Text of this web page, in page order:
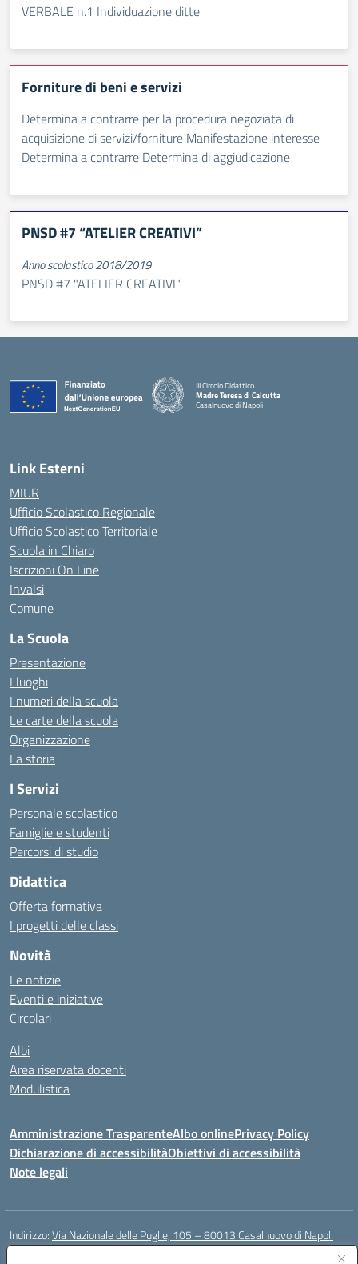
VERBALE n.1 Individuazione ditte
Forniture di beni e servizi
Determina a contrarre per la procedura negoziata di
acquisizione di servizi/forniture Manifestazione interesse
Determina a contrarre Determina di aggiudicazione
PNSD #7 “ATELIER CREATIVI”
Anno scolastico 2018/2019
PNSD #7 "ATELIER CREATIVI"
III Circolo Didattico
Madre Teresa di Calcutta
Casalnuovo di Napoli
— Visita la pagina iniziale della scuola
Link Esterni
MIUR
Ufficio Scolastico Regionale
Ufficio Scolastico Territoriale
Scuola in Chiaro
Iscrizioni On Line
Invalsi
Comune
La Scuola
Presentazione
I luoghi
I numeri della scuola
Le carte della scuola
Organizzazione
La storia
I Servizi
Personale scolastico
Famiglie e studenti
Percorsi di studio
Didattica
Offerta formativa
I progetti delle classi
Novità
Le notizie
Eventi e iniziative
Circolari
Albi
Area riservata docenti
Modulistica
Amministrazione TrasparenteAlbo onlinePrivacy Policy
Dichiarazione di accessibilitàObiettivi di accessibilità
Note legali
Indirizzo:Via Nazionale delle Puglie, 105 – 80013 Casalnuovo di Napoli
Centralino: